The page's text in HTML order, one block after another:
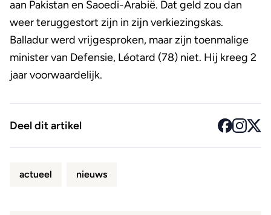
aan Pakistan en Saoedi-Arabië. Dat geld zou dan
weer teruggestort zijn in zijn verkiezingskas.
Balladur werd vrijgesproken, maar zijn toenmalige
minister van Defensie, Léotard (78) niet. Hij kreeg 2
jaar voorwaardelijk.
Deel dit artikel
actueel nieuws